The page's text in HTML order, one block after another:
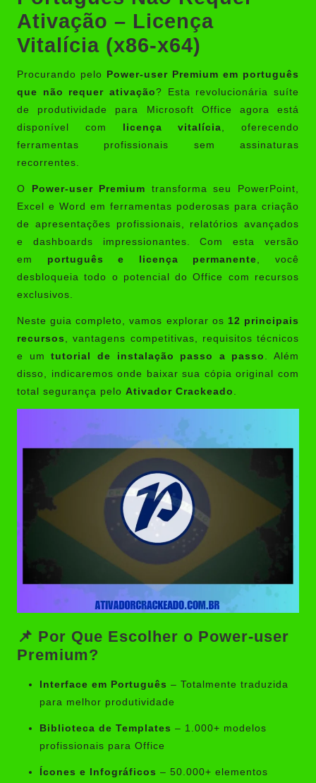
Ativação – Licença
Vitalícia (x86-x64)
Procurando pelo
Power-user Premium em português
que não requer ativação? Esta revolucionária suíte
de produtividade para Microsoft Office agora está
disponível com
licença vitalícia , oferecendo
ferramentas profissionais sem assinaturas
recorrentes.
O Power-user Premium transforma seu PowerPoint,
Excel e Word em ferramentas poderosas para criação
de apresentações profissionais, relatórios avançados
e dashboards impressionantes. Com esta versão
em português e licença permanente , você
desbloqueia todo o potencial do Office com recursos
exclusivos.
Neste guia completo, vamos explorar os 12 principais
recursos
, vantagens competitivas, requisitos técnicos
e umtutorial de instalação passo a passo
. Além
disso, indicaremos onde baixar sua cópia original com
total segurança pelo Ativador Crackeado
📌 Por Que Escolher o Power-user
Premium?
Interface em Português – Totalmente traduzida
para melhor produtividade
Biblioteca de Templates – 1.000+ modelos
profissionais para Office
Ícones e Infográficos – 50.000+ elementos